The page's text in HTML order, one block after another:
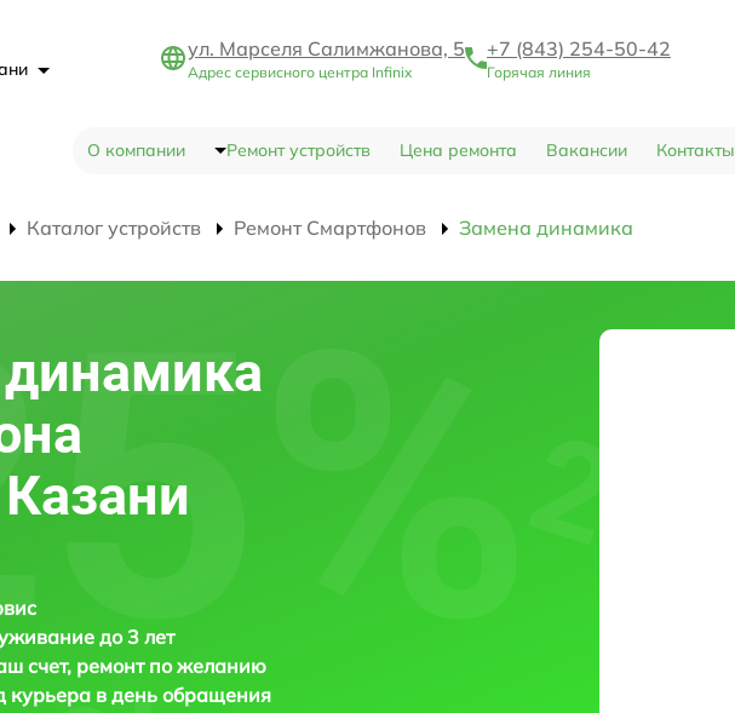
ул. Марселя Салимжанова, 5
Адрес сервисного центра Infinix
+7 (843) 254-50-42
Горячая линия
О компании Ремонт устройств Цена ремонта Вакансии Контакты
Каталог устройств Ремонт Смартфонов Замена динамика
до 3 лет
счет, ремонт по желанию
курьера в день обращения